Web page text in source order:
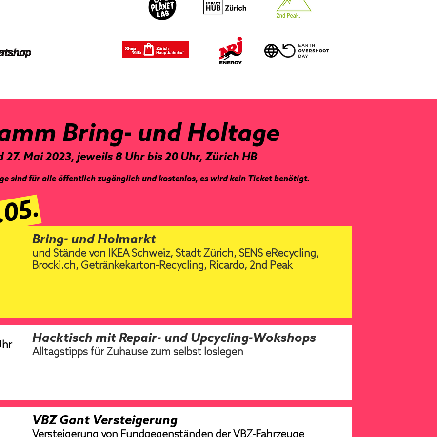
Bring- und Holtage
27. Mai 2023, jeweils 8 Uhr bis 20 Uhr, Zürich HB
sind für alle öffentlich zugänglich und kostenlos, es wird kein Ticket benötigt.
Bring- und Holmarkt
und Stände von IKEA Schweiz, Stadt Zürich, SENS eRecycling,
Brocki.ch, Getränkekarton-Recycling, Ricardo, 2nd Peak
Hacktisch mit Repair- und Upcycling-Wokshops
Alltagstipps für Zuhause zum selbst loslegen
VBZ Gant Versteigerung